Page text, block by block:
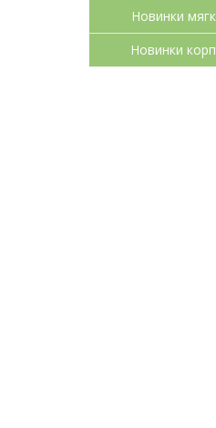
Новинки
Новинки